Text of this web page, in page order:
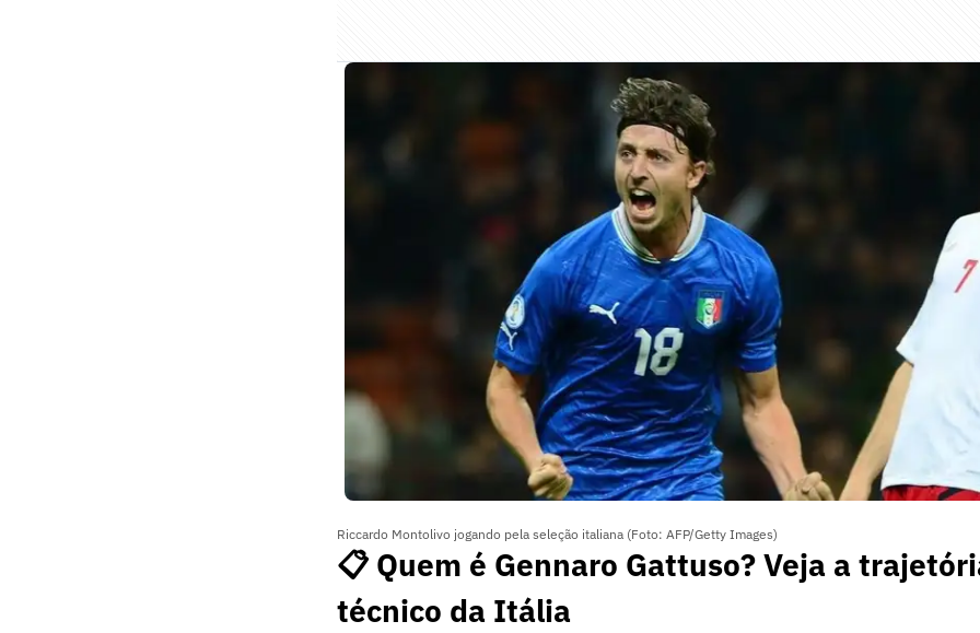
Riccardo Montolivo jogando pela seleção italiana (Foto: AFP/Getty Images)
📋 Quem é Gennaro Gattuso? Veja a
técnico da Itália